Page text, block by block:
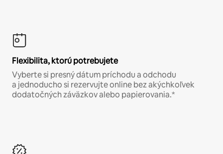
Flexibilita, ktorú potrebujete
Vyberte si presný dátum príchodu a odchodu
a jednoducho si rezervujte online bez akýchkoľvek
dodatočných záväzkov alebo papierovania.*